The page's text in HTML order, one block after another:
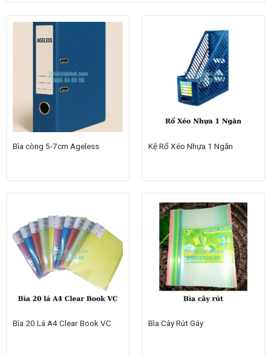
Bìa còng 5-7cm Ageless Kệ Rổ Xéo Nhựa 1 Ngăn
Bìa 20 Lá A4 Clear Book VC Bìa Cây Rút Gáy